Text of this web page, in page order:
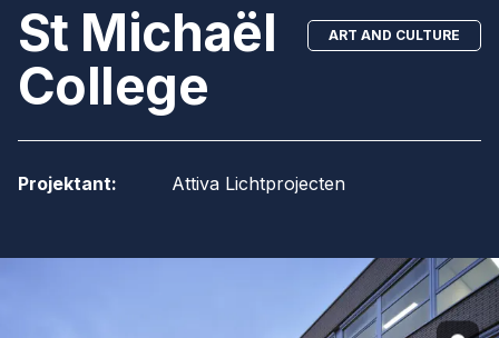
St Michaël
College
ART AND CULTURE
Projektant: Attiva Lichtprojecten